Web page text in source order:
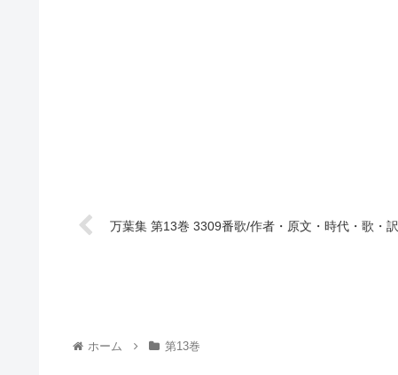
万葉集 第13巻 3309番歌/作者・原文・時代・歌・訳
ホーム 第13巻